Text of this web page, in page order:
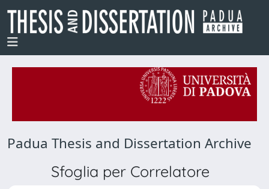
Padua Thesis and Dissertation Archive
Sfoglia per Correlatore